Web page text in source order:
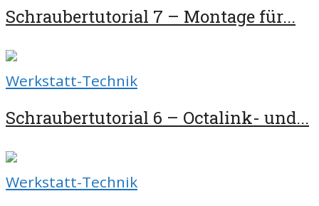
Schraubertutorial 7 – Montage für...
Werkstatt-Technik
Schraubertutorial 6 – Octalink- und...
Werkstatt-Technik